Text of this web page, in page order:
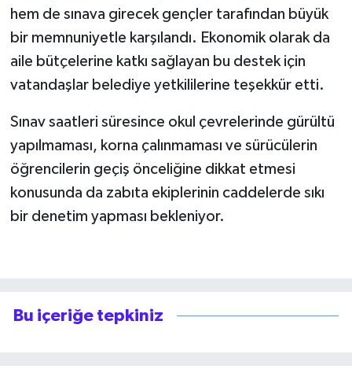
hem de sınava girecek gençler tarafından büyük
bir memnuniyetle karşılandı. Ekonomik olarak da
aile bütçelerine katkı sağlayan bu destek için
vatandaşlar belediye yetkililerine teşekkür etti.
Sınav saatleri süresince okul çevrelerinde gürültü
yapılmaması, korna çalınmaması ve sürücülerin
öğrencilerin geçiş önceliğine dikkat etmesi
konusunda da zabıta ekiplerinin caddelerde sıkı
bir denetim yapması bekleniyor.
Bu içeriğe tepkiniz